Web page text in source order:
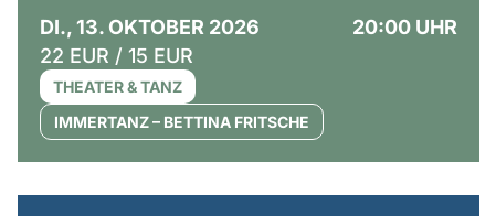
DI., 13. OKTOBER 2026
20:00 UHR
22 EUR / 15 EUR
THEATER & TANZ
IMMERTANZ – BETTINA FRITSCHE